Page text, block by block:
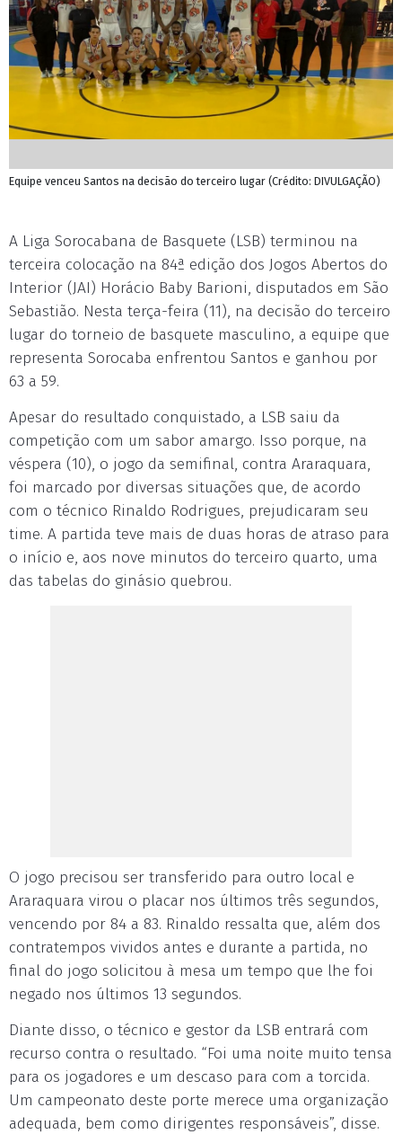
Equipe venceu Santos na decisão do terceiro lugar (Crédito: DIVULGAÇÃO)
A Liga Sorocabana de Basquete (LSB) terminou na
terceira colocação na 84ª edição dos Jogos Abertos do
Interior (JAI) Horácio Baby Barioni, disputados em São
Sebastião. Nesta terça-feira (11), na decisão do terceiro
lugar do torneio de basquete masculino, a equipe que
representa Sorocaba enfrentou Santos e ganhou por
63 a 59.
Apesar do resultado conquistado, a LSB saiu da
competição com um sabor amargo. Isso porque, na
véspera (10), o jogo da semifinal, contra Araraquara,
foi marcado por diversas situações que, de acordo
com o técnico Rinaldo Rodrigues, prejudicaram seu
time. A partida teve mais de duas horas de atraso para
o início e, aos nove minutos do terceiro quarto, uma
das tabelas do ginásio quebrou.
O jogo precisou ser transferido para outro local e
Araraquara virou o placar nos últimos três segundos,
vencendo por 84 a 83. Rinaldo ressalta que, além dos
contratempos vividos antes e durante a partida, no
final do jogo solicitou à mesa um tempo que lhe foi
negado nos últimos 13 segundos.
Diante disso, o técnico e gestor da LSB entrará com
recurso contra o resultado. “Foi uma noite muito tensa
para os jogadores e um descaso para com a torcida.
Um campeonato deste porte merece uma organização
adequada, bem como dirigentes responsáveis”, disse.